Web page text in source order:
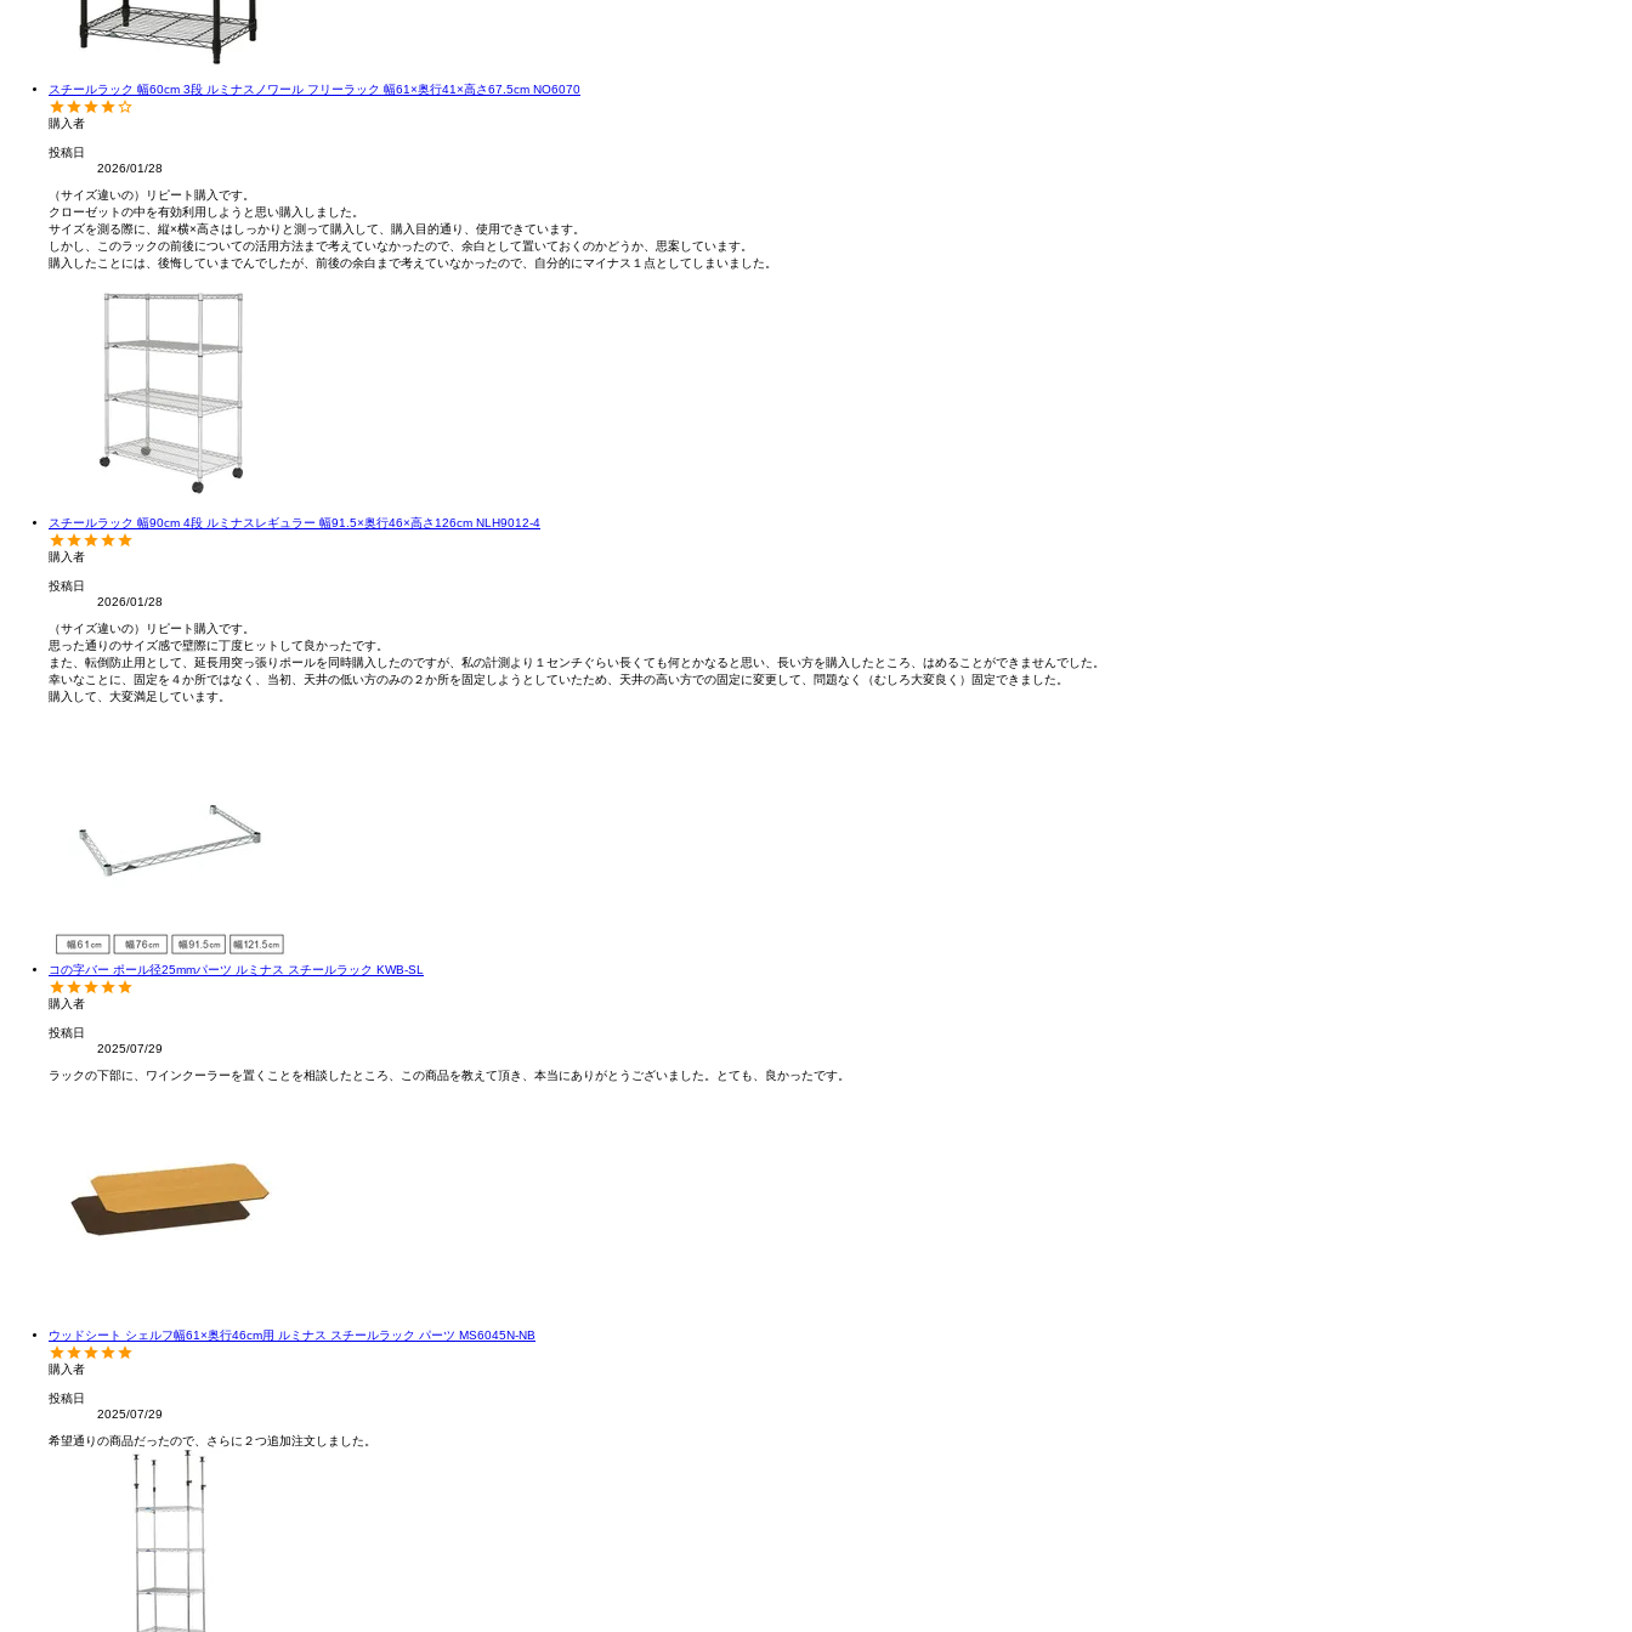
スチールラック 幅60cm 3段 ルミナスノワール フリーラック 幅61×奥行41×高さ67.5cm NO6070
購入者
投稿日
2026/01/28
（サイズ違いの）リピート購入です。
クローゼットの中を有効利用しようと思い購入しました。
サイズを測る際に、縦×横×高さはしっかりと測って購入して、購入目的通り、使用できています。
しかし、このラックの前後についての活用方法まで考えていなかったので、余白として置いておくのかどうか、思案しています。
購入したことには、後悔していまでんでしたが、前後の余白まで考えていなかったので、自分的にマイナス１点としてしまいました。
スチールラック 幅90cm 4段 ルミナスレギュラー 幅91.5×奥行46×高さ126cm NLH9012-4
購入者
投稿日
2026/01/28
（サイズ違いの）リピート購入です。
思った通りのサイズ感で壁際に丁度ヒットして良かったです。
また、転倒防止用として、延長用突っ張りポールを同時購入したのですが、私の計測より１センチぐらい長くても何とかなると思い、長い方を購入したところ、はめることができませんでした。
幸いなことに、固定を４か所ではなく、当初、天井の低い方のみの２か所を固定しようとしていたため、天井の高い方での固定に変更して、問題なく（むしろ大変良く）固定できました。
購入して、大変満足しています。
コの字バー ポール径25mmパーツ ルミナス スチールラック KWB-SL
購入者
投稿日
2025/07/29
ラックの下部に、ワインクーラーを置くことを相談したところ、この商品を教えて頂き、本当にありがとうございました。とても、良かったです。
ウッドシート シェルフ幅61×奥行46cm用 ルミナス スチールラック パーツ MS6045N-NB
購入者
投稿日
2025/07/29
希望通りの商品だったので、さらに２つ追加注文しました。